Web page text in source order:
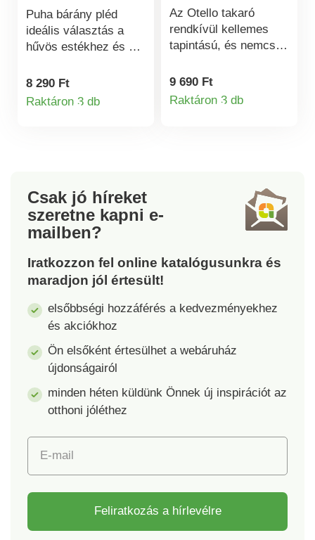
Puha bárány pléd
ideális választás a
hűvös estékhez és a
puha mikroflanel
elülső oldal és a
Könnyen kezelhető,
gyorsan szárad, és
többszöri mosás után
is megőrzi
megjelenését. Ez a
bárány pléd nagyon
elegáns a visszafogott
fehér
hópehelymintának
az egyszerűséget,
tisztaságot és az
időtlen téli stílust, így
jól illik modern és
klasszikus enteriőrbe
is. Ideális télre,
kanapés pihenéshez
g/m2, felső oldal 280
g/m2, bárány 200
g/m2. Anyag: 100%
8 290 Ft
Raktáron 3 dbTermékinformációk
Az Otello takaró
rendkívül kellemes
tapintású, és nemcsak
ágytakaróként is
használható.
poliészterszálakból
készül. Méretek: 210
Vonzó dombornyomott
minta Puha és bújós
minőségű
9 690 Ft
Raktáron 3 db
Csak jó híreket
szeretne kapni e-
mailben?
Iratkozzon fel online katalógusunkra és
maradjon jól értesült!
elsőbbségi hozzáférés a kedvezményekhez
és akciókhoz
Ön elsőként értesülhet a webáruház
újdonságairól
minden héten küldünk Önnek új inspirációt az
otthoni jóléthez
E-mail
Feliratkozás a hírlevélre